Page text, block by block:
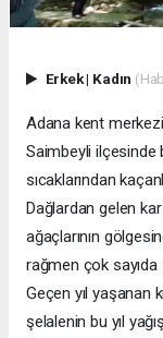
Erkek| Kadın
Adana kent
Saimbeyli ilçesinde
sıcaklarından
Dağlardan gelen kar
ağaçlarının
rağmen çok sayıda
Geçen yıl yaşanan
şelalenin bu yıl